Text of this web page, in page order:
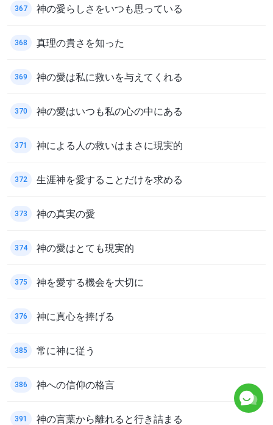
367 神の愛らしさをいつも思っている
368 真理の貴さを知った
369 神の愛は私に救いを与えてくれる
370 神の愛はいつも私の心の中にある
371 神による人の救いはまさに現実的
372 生涯神を愛することだけを求める
373 神の真実の愛
374 神の愛はとても現実的
375 神を愛する機会を大切に
376 神に真心を捧げる
385 常に神に従う
386 神への信仰の格言
391 神の言葉から離れると行き詰まる